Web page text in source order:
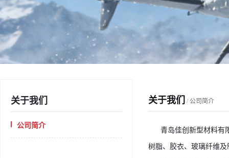
关于我们
公司简介
关于我们 / 公司简介
青岛佳创新型材料有限
树脂、胶衣、玻璃纤维